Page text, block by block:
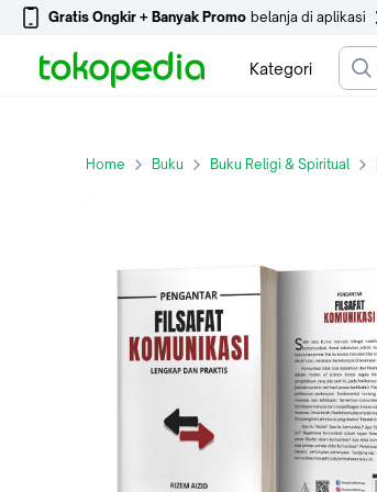
Gratis Ongkir + Banyak Promo belanja di aplikasi
Kategori
Home Buku Buku Religi & Spiritual